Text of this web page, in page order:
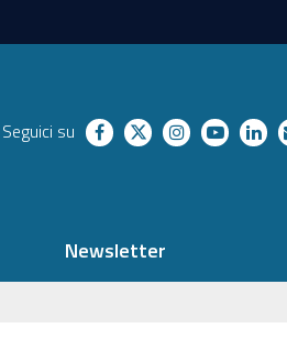
Seguici su facebooktwitterinstagram
youtube
Newsletter